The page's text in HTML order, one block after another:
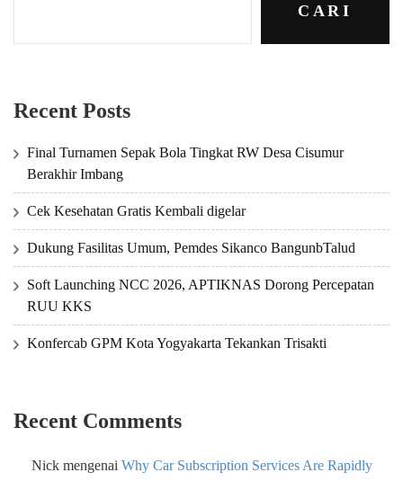
CARI
Recent Posts
Final Turnamen Sepak Bola Tingkat RW Desa Cisumur
Berakhir Imbang
Cek Kesehatan Gratis Kembali digelar
Dukung Fasilitas Umum, Pemdes Sikanco BangunbTalud
Soft Launching NCC 2026, APTIKNAS Dorong Percepatan
RUU KKS
Konfercab GPM Kota Yogyakarta Tekankan Trisakti
Recent Comments
Nick mengenai Why Car Subscription Services Are Rapidly